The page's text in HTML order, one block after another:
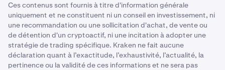
Ces contenus sont fournis à titre d'information générale
uniquement et ne constituent ni un conseil en investissement, ni
une recommandation ou une sollicitation d'achat, de vente ou
de détention d'un cryptoactif, ni une incitation à adopter une
stratégie de trading spécifique. Kraken ne fait aucune
déclaration quant à l’exactitude, l’exhaustivité, l’actualité, la
pertinence ou la validité de ces informations et ne sera pas